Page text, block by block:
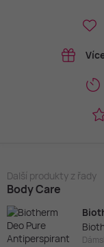
Další produkty z řady
Body Care